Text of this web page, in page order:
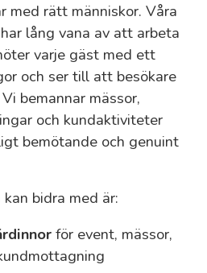
med rätt människor. Våra
lång vana av att arbeta
varje gäst med ett
och ser till att besökare
bemannar mässor,
och kundaktiviteter
bemötande och genuint
bidra med är:
för event, mässor,